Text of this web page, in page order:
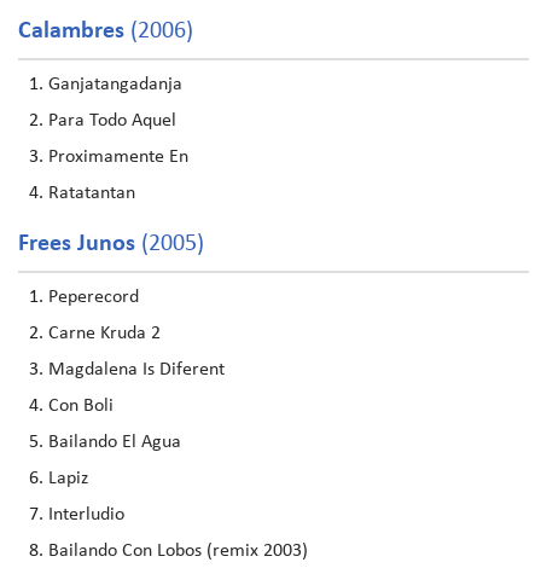
Calambres (2006)
Ganjatangadanja
Para Todo Aquel
Proximamente En
Ratatantan
Frees Junos (2005)
Peperecord
Carne Kruda 2
Magdalena Is Diferent
Con Boli
Bailando El Agua
Lapiz
Interludio
Bailando Con Lobos (remix 2003)